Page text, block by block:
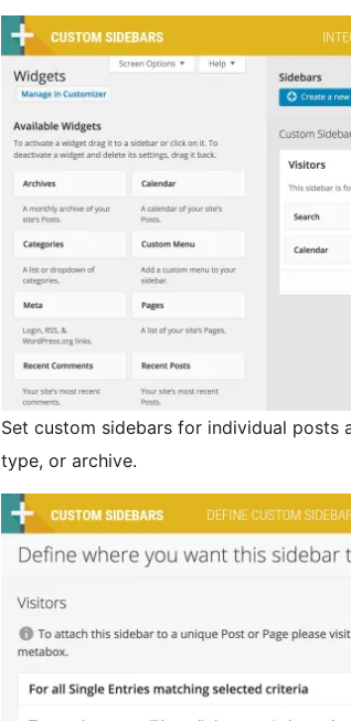
Set custom sidebars for individual posts
type, or archive.